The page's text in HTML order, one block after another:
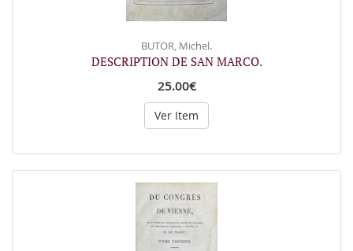
BUTOR, Michel.
DESCRIPTION DE SAN MARCO.
25.00€
Ver Item